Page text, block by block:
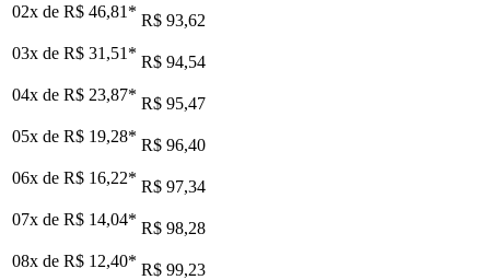
02x de R$ 46,81 * R$ 93,62
03x de R$ 31,51 * R$ 94,54
04x de R$ 23,87* R$ 95,47
05x de R$ 19,28* R$ 96,40
06x de R$ 16,22* R$ 97,34
07x de R$ 14,04* R$ 98,28
08x de R$ 12,40* R$ 99,23